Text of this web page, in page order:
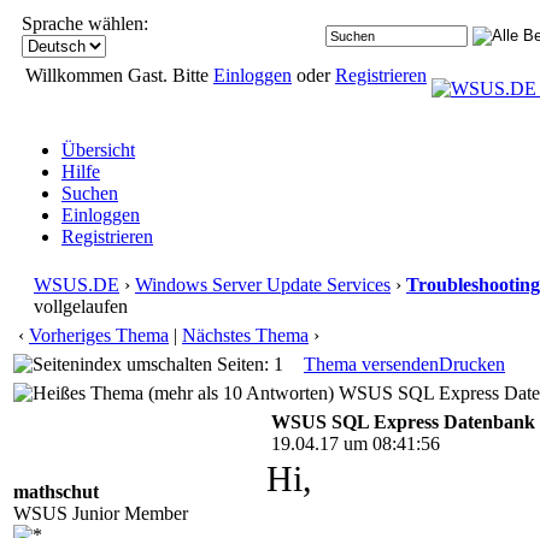
Sprache wählen:
Willkommen Gast. Bitte Einloggen oderRegistrieren
Übersicht
Hilfe
Suchen
Einloggen
Registrieren
WSUS.DE › Windows Server Update Services › Troubleshooting
vollgelaufen
‹ Vorheriges Thema | Nächstes Thema ›
Seiten: 1
Thema versendenDrucken
WSUS SQL Express
mathschut
WSUS Junior Member
WSUS SQL Express Datenbank
19.04.17 um 08:41:56
Hi,